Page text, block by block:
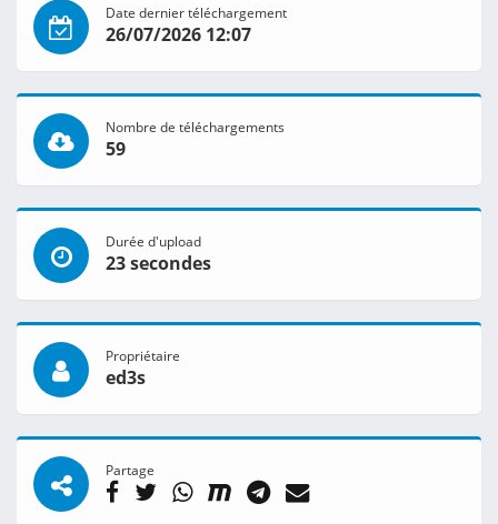
Date dernier téléchargement
26/07/2026 12:07
Nombre de téléchargements
59
Durée d'upload
23 secondes
Propriétaire
ed3s
Partage